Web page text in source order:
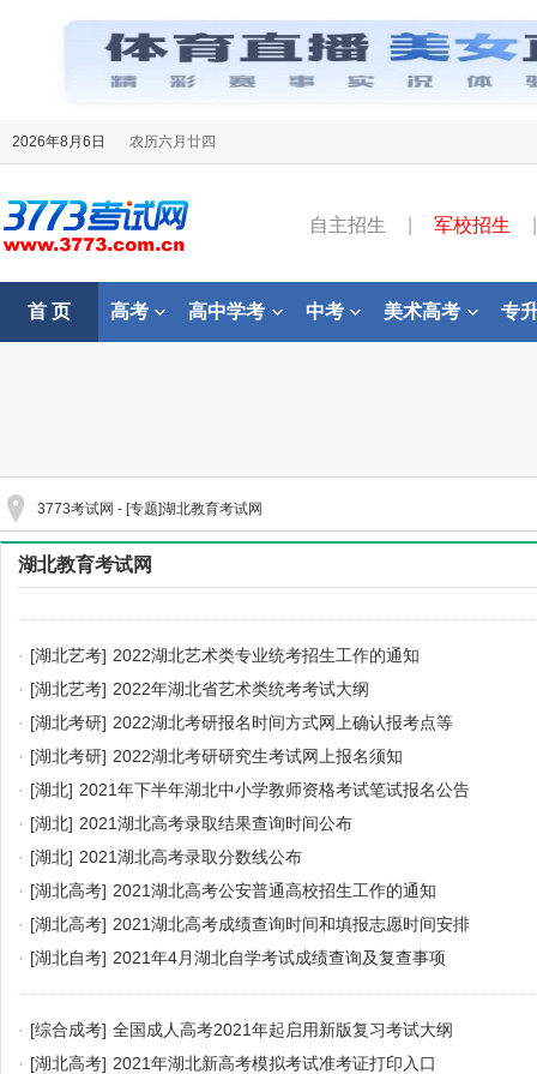
2026年8月6日 农历六月廿四
自主招生 军校招生
首 页 高考 高中学考 中考 美术高考 专
3773考试网 - [专题]湖北教育考试网
湖北教育考试网
· [湖北艺考] 2022湖北艺术类专业统考招生工作的通知
· [湖北艺考] 2022年湖北省艺术类统考考试大纲
· [湖北考研] 2022湖北考研报名时间方式网上确认报考点等
· [湖北考研] 2022湖北考研研究生考试网上报名须知
· [湖北] 2021年下半年湖北中小学教师资格考试笔试报名公告
· [湖北] 2021湖北高考录取结果查询时间公布
· [湖北] 2021湖北高考录取分数线公布
· [湖北高考] 2021湖北高考公安普通高校招生工作的通知
· [湖北高考] 2021湖北高考成绩查询时间和填报志愿时间安排
· [湖北自考] 2021年4月湖北自学考试成绩查询及复查事项
· [综合成考] 全国成人高考2021年起启用新版复习考试大纲
· [湖北高考] 2021年湖北新高考模拟考试准考证打印入口